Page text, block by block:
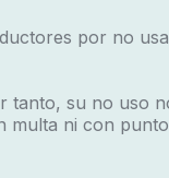
por no
tanto, su no uso
multa ni con